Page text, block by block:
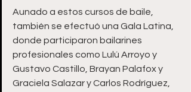
Aunado a estos cursos de baile,
también se efectuó una Gala Latina,
donde participaron bailarines
profesionales como Lulú Arroyo y
Gustavo Castillo, Brayan Palafox y
Graciela Salazar y Carlos Rodríguez,